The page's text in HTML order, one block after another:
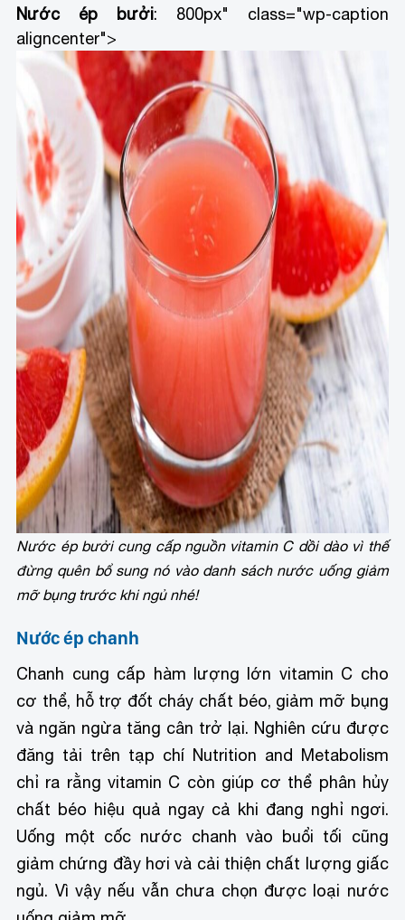
Nước ép bưởi: 800px" class="wp-caption
aligncenter">
Nước ép bưởi cung cấp nguồn vitamin C dồi dào vì thế
đừng quên bổ sung nó vào danh sách nước uống giảm
mỡ bụng trước khi ngủ nhé!
Nước ép chanh
Chanh cung cấp hàm lượng lớn vitamin C cho
cơ thể, hỗ trợ đốt cháy chất béo, giảm mỡ bụng
và ngăn ngừa tăng cân trở lại. Nghiên cứu được
đăng tải trên tạp chí Nutrition and Metabolism
chỉ ra rằng vitamin C còn giúp cơ thể phân hủy
chất béo hiệu quả ngay cả khi đang nghỉ ngơi.
Uống một cốc nước chanh vào buổi tối cũng
giảm chứng đầy hơi và cải thiện chất lượng giấc
ngủ. Vì vậy nếu vẫn chưa chọn được loại nước